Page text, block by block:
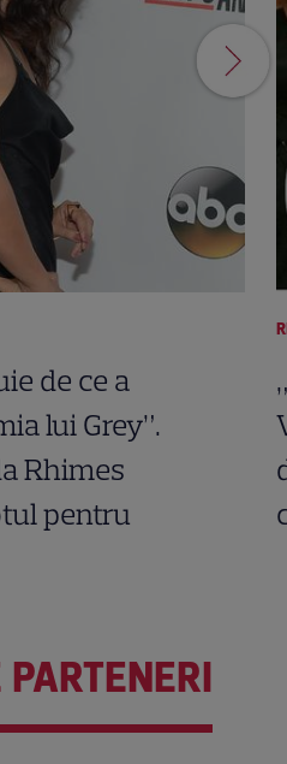
de ce a
lui Grey”.
Rhimes
pentru